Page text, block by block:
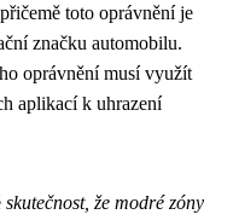
toto oprávnění je
značku automobilu.
oprávnění musí využít
aplikací k uhrazení
skutečnost, že modré zóny